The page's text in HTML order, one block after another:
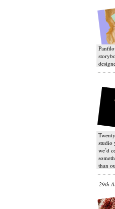
studio
we’d
than
29th